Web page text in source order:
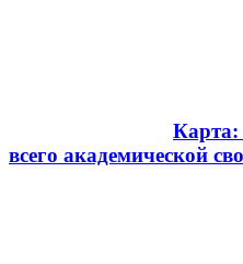
Карта:
всего академической